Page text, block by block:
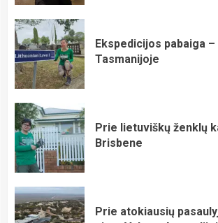
Ekspedicijos pabaiga
Tasmanijoje
Prie lietuviškų ženklų
Brisbene
Prie atokiausių